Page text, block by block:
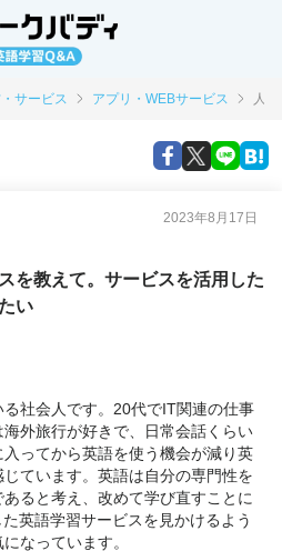
サービス アプリ・WEBサービス 人
2023年8月17日
を教えて。サービスを活用した
い
社会人です。20代でIT関連の仕事
外旅行が好きで、日常会話くらい
ってから英語を使う機会が減り英
ています。英語は自分の専門性を
ると考え、改めて学び直すことに
英語学習サービスを見かけるよう
なっています。